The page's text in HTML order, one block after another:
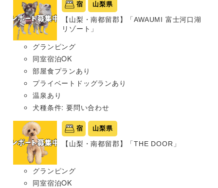
宿 山梨県
【山梨・南都留郡】「AWAUMI 富士河口湖
リゾート」
グランピング
同室宿泊OK
部屋食プランあり
プライベートドッグランあり
温泉あり
犬種条件: 要問い合わせ
宿 山梨県
【山梨・南都留郡】「THE DOOR」
グランピング
同室宿泊OK